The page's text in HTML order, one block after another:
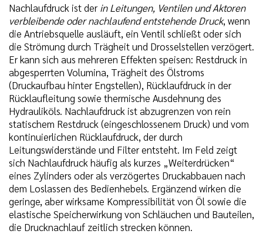
Nachlaufdruck ist der in Leitungen, Ventilen und Aktoren
verbleibende oder nachlaufend entstehende Druck, wenn
die Antriebsquelle ausläuft, ein Ventil schließt oder sich
die Strömung durch Trägheit und Drosselstellen verzögert.
Er kann sich aus mehreren Effekten speisen: Restdruck in
abgesperrten Volumina, Trägheit des Ölstroms
(Druckaufbau hinter Engstellen), Rücklaufdruck in der
Rücklaufleitung sowie thermische Ausdehnung des
Hydrauliköls. Nachlaufdruck ist abzugrenzen von rein
statischem Restdruck (eingeschlossenem Druck) und vom
kontinuierlichen Rücklaufdruck, der durch
Leitungswiderstände und Filter entsteht. Im Feld zeigt
sich Nachlaufdruck häufig als kurzes „Weiterdrücken“
eines Zylinders oder als verzögertes Druckabbauen nach
dem Loslassen des Bedienhebels. Ergänzend wirken die
geringe, aber wirksame Kompressibilität von Öl sowie die
elastische Speicherwirkung von Schläuchen und Bauteilen,
die Drucknachlauf zeitlich strecken können.